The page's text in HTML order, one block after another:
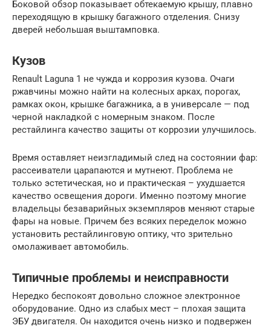
Боковой обзор показывает обтекаемую крышу, плавно
переходящую в крышку багажного отделения. Снизу
дверей небольшая выштамповка.
Кузов
Renault Laguna 1 не чужда и коррозия кузова. Очаги
ржавчины можно найти на колесных арках, порогах,
рамках окон, крышке багажника, а в универсале — под
черной накладкой с номерным знаком. После
рестайлинга качество защиты от коррозии улучшилось.
Время оставляет неизгладимый след на состоянии фар:
рассеиватели царапаются и мутнеют. Проблема не
только эстетическая, но и практическая – ухудшается
качество освещения дороги. Именно поэтому многие
владельцы безаварийных экземпляров меняют старые
фары на новые. Причем без всяких переделок можно
установить рестайлинговую оптику, что зрительно
омолаживает автомобиль.
Типичные проблемы и неисправности
Нередко беспокоят довольно сложное электронное
оборудование. Одно из слабых мест – плохая защита
ЭБУ двигателя. Он находится очень низко и подвержен